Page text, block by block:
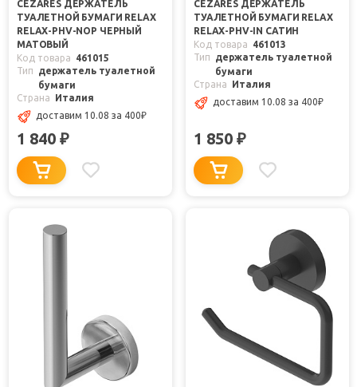
CEZARES ДЕРЖАТЕЛЬ
ТУАЛЕТНОЙ БУМАГИ RELAX
RELAX-PHV-NOP ЧЕРНЫЙ
МАТОВЫЙ
Код товара
461015
Тип
держатель туалетной
бумаги
Страна
Италия
доставим 10.08 за 400₽
1 840 ₽
CEZARES ДЕРЖАТЕЛЬ
ТУАЛЕТНОЙ БУМАГИ RELAX
RELAX-PHV-IN САТИН
Код товара
461013
Тип
держатель туалетной
бумаги
Страна
Италия
доставим 10.08 за 400₽
1 850 ₽